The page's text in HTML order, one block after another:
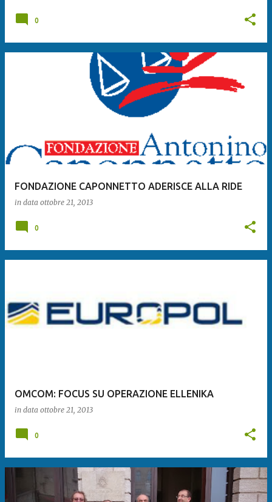
0
FONDAZIONE CAPONNETTO ADERISCE ALLA RIDE
in data ottobre 21, 2013
0
OMCOM: FOCUS SU OPERAZIONE ELLENIKA
in data ottobre 21, 2013
0